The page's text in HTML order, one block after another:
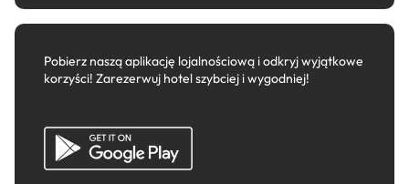
Pobierz naszą aplikację lojalnościową i odkryj wyjątkowe
korzyści! Zarezerwuj hotel szybciej i wygodniej!